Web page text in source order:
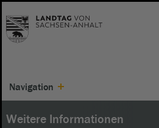
Navigation
Weitere Informationen